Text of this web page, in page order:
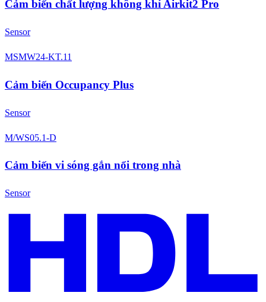
Cảm biến chất lượng không khí Airkit2 Pro
Sensor
MSMW24-KT.11
Cảm biến Occupancy Plus
Sensor
M/WS05.1-D
Cảm biến vi sóng gắn nổi trong nhà
Sensor